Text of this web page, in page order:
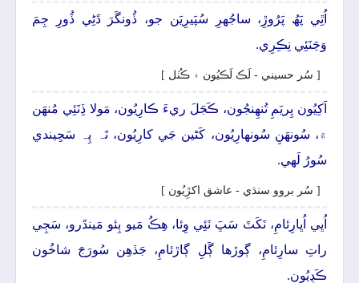
اُٿِي پَھُ پَرُوڙِ، ساجُهرِ سُپَيرِيَن جو، ڏُونگَرَ ڌَڻِي ڏُورِ جِمَ
وَڃَنَئِي نِڪِرِي.
[ سُر حسيني - لَڪ لَڪيُون ۽ ڪُٺل ]
اَکِيُون پِريَمِ تُنھِنجُون، ڪَجَلَ ريءَ ڪارِيُون، مَولا ڏِنَئِي مُنھَن
۾، سُونھَنِ سُونھارِيُون، کَڻين جَي کارِيُون، تَہ پِہ سَڃِيندي
سُورُ لَھي.
[ سُر بروو سنڌي - عاشق اکڙِيُون ]
اُڀي اُڀارِئامِ، نَکَٽَ سَڀَ نَئِي وِئا، ھِڪُ مَيو ٻِئو مَينڌَرو، سَڄِي
راتِ سارِئامِ، ڳوڙھا ڳَلِ ڳاڙئامِ، جَڏھِن سُورَجَ شاخُون
ڪَڍِيُون.